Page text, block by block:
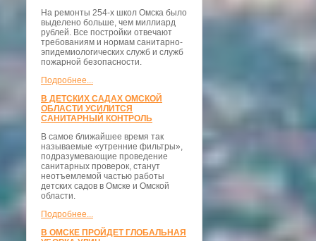
На ремонты 254-х школ Омска было
выделено больше, чем миллиард
рублей. Все постройки отвечают
требованиям и нормам санитарно-
эпидемиологических служб и служб
пожарной безопасности.
Подробнее...
В ДЕТСКИХ САДАХ ОМСКОЙ
ОБЛАСТИ УСИЛИТСЯ
САНИТАРНЫЙ КОНТРОЛЬ
В самое ближайшее время так
называемые «утренние фильтры»,
подразумевающие проведение
санитарных проверок, станут
неотъемлемой частью работы
детских садов в Омске и Омской
области.
Подробнее...
В ОМСКЕ ПРОЙДЕТ ГЛОБАЛЬНАЯ